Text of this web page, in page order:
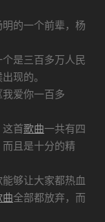
的一个前辈，杨
是三百多万人民
现的。
我爱你一百多
首歌曲一共有四
而且是十分的精
够让大家都热血
曲全部都放弃，而